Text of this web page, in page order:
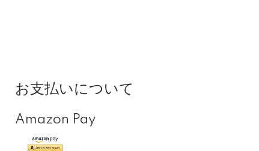
お支払いについて
Amazon Pay